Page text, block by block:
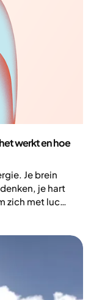
ook
beeld
werkt en hoe
Je brein
je hart
zich met lucht
– ook wel
het proces